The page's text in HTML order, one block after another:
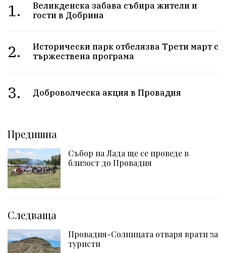
1.
Великденска забава събира жители и
гости в Добрина
2.
Исторически парк отбелязва Трети март с
тържествена програма
3. Доброволческа акция в Провадия
Предишна
Събор на Лада ще се проведе в
близост до Провадия
Следваща
Провадия-Солницата отваря врати за
туристи